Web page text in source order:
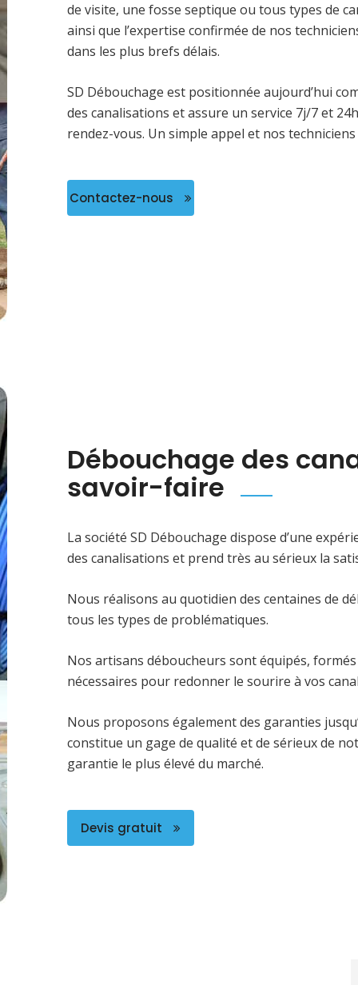
de visite, une fosse septique ou tous types de
ainsi que l’expertise confirmée de nos
dans les plus brefs délais.
SD Débouchage est positionnée aujourd’hui
des canalisations et assure un service 7j/7 et
rendez-vous. Un simple appel et nos
Contactez-nous
Débouchage des
savoir-faire
La société SD Débouchage dispose d’une
des canalisations et prend très au sérieux la
Nous réalisons au quotidien des centaines de
tous les types de problématiques.
Nos artisans déboucheurs sont équipés,
nécessaires pour redonner le sourire à vos
Nous proposons également des garanties
constitue un gage de qualité et de sérieux de
garantie le plus élevé du marché.
Devis gratuit